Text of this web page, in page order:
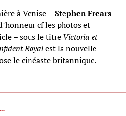
…
à Venise – Stephen Frears
cf les photos et
– sous le titre Victoria et
Royalest la nouvelle
le cinéaste britannique.